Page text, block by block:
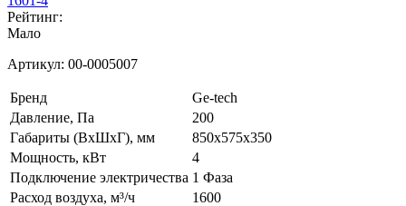
Рейтинг:
Мало
Артикул: 00-0005007
Бренд
Ge-tech
Давление, Па
200
Габариты (ВхШхГ), мм
850х575х350
Мощность, кВт
4
Подключение электричества 1 Фаза
Расход воздуха, м³/ч
1600